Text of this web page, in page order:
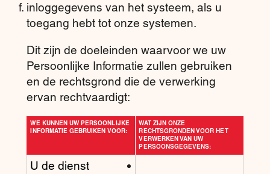
inloggegevens van het systeem, als u
toegang hebt tot onze systemen.
Dit zijn de doeleinden waarvoor we uw
Persoonlijke Informatie zullen gebruiken
en de rechtsgrond die de verwerking
ervan rechtvaardigt:
WE KUNNEN UW PERSOONLIJKE
INFORMATIE GEBRUIKEN VOOR:
WAT ZIJN ONZE
RECHTSGRONDEN VOOR HET
VERWERKEN VAN UW
PERSOONSGEGEVENS:
U de dienst